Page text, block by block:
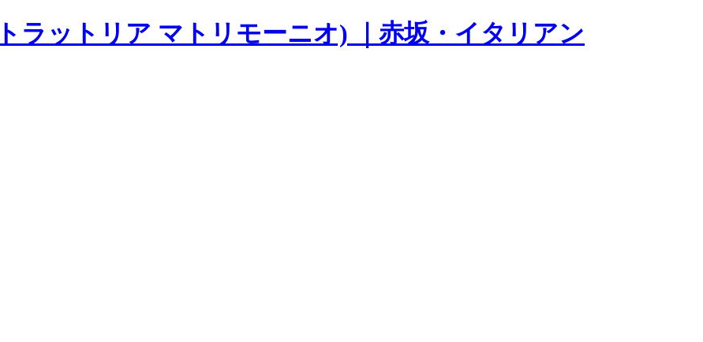
ラットリア マトリモーニオ) ｜赤坂・イタリアン